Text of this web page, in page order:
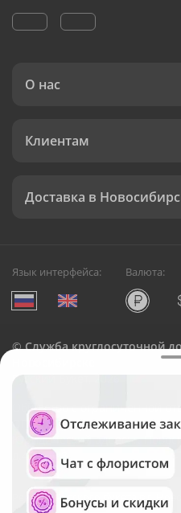
О нас
Клиентам
Доставка в
Язык интерфейса: Валюта:
©Служба круглосуточной
Русский Букет, 2026
Общество с ограниченной
ОГРН: 1195476081745, ИНН:
Юридический адрес: г.
д.42, оф. 3
Рейтинг Русского букета в г.